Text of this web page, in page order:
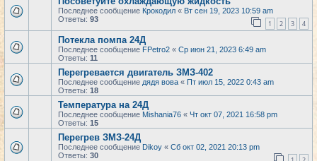
Последнее сообщение Крокодил « Вт сен 19, 2023 10:59 am
Ответы: 93 1 2 3 4
Потекла помпа 24Д
Последнее сообщение FPetro2 « Ср июн 21, 2023 6:49 am
Ответы: 11
Перегревается двигатель ЗМЗ-402
Последнее сообщение дядя вова « Пт июл 15, 2022 0:43 am
Ответы: 18
Температура на 24Д
Последнее сообщение Mishania76 « Чт окт 07, 2021 16:58 pm
Ответы: 15
Перегрев ЗМЗ-24Д
Последнее сообщение Dikoy « Сб окт 02, 2021 20:13 pm
Ответы: 30